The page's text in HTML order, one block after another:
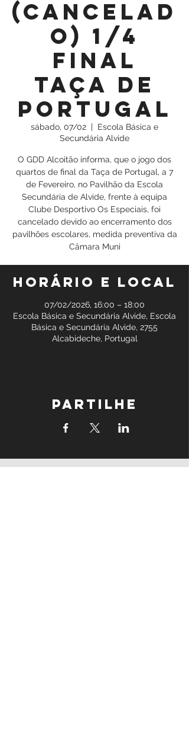
(CANCELAD
O) 1/4
FINAL
TAÇA DE
PORTUGAL
sábado, 07/02
  |
Escola Básica e
Secundária Alvide
O GDD Alcoitão informa, que o jogo dos
quartos de final da Taça de Portugal, a 7
de Fevereiro, no Pavilhão da Escola
Secundária de Alvide, frente à equipa
Clube Desportivo Os Especiais, foi
cancelado devido ao encerramento dos
pavilhões escolares, medida preventiva da
Câmara Muni
Horário e local
07/02/2026, 16:00 – 18:00
Escola Básica e Secundária Alvide, Escola
Básica e Secundária Alvide, 2755
Alcabideche, Portugal
Partilhe